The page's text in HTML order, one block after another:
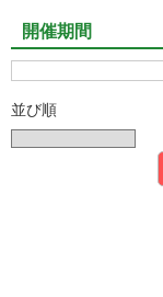
開催期間
並び順